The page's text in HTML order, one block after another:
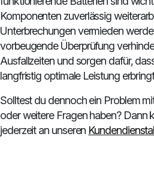
Komponenten zuverlässig
Unterbrechungen vermieden
vorbeugende Überprüfung
Ausfallzeiten und sorgen dafür,
langfristig optimale Leistung
Solltest du dennoch ein Problem
oder weitere Fragen haben? Dann
jederzeit an unseren